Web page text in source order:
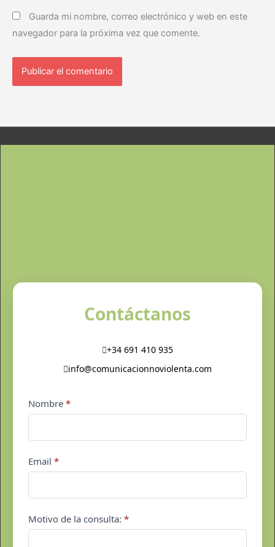
Guarda mi nombre, correo electrónico y web en este
navegador para la próxima vez que comente.
Contáctanos
+34 691 410 935
info@comunicacionnoviolenta.com
Contacto
pie
Nombre *
Email *
Motivo de la consulta: *